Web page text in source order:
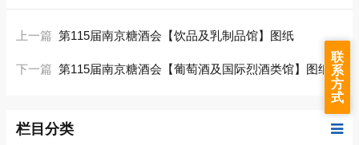
上一篇 第115届南京糖酒会【饮品及乳制品馆】图纸
下一篇 第115届南京糖酒会【葡萄酒及国际烈酒类馆】图纸
栏目分类
联
系
方
式